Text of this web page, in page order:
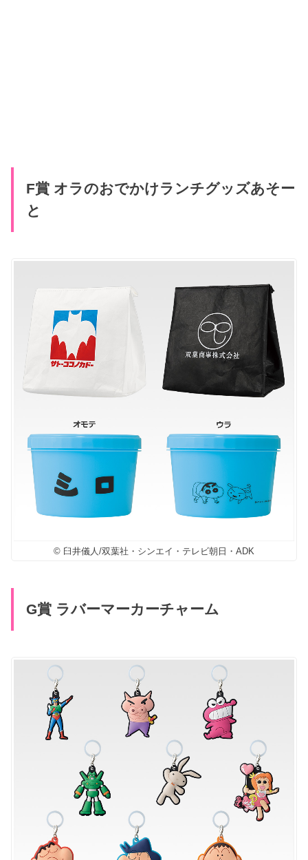
F賞 オラのおでかけランチグッズあそー
と
© 臼井儀人/双葉社・シンエイ・テレビ朝日・ADK
G賞 ラバーマーカーチャーム